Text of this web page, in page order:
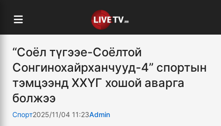
“Соёл түгээе-Соёлтой
Сонгинохайрханчууд-4” спортын
тэмцээнд ХХҮГ хошой аварга
болжээ
Спорт2025/11/04 11:23Admin